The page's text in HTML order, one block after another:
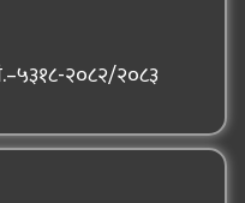
२०८२/२०८३